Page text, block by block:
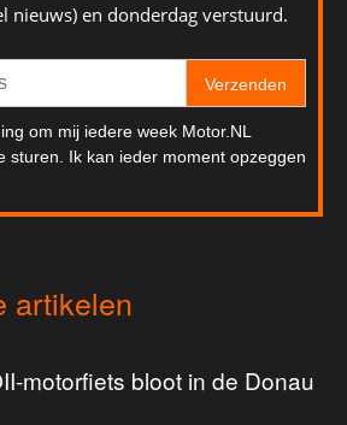
nieuws) en donderdag verstuurd.
Verzenden
om mij iedere week Motor.NL
sturen. Ik kan ieder moment opzeggen
artikelen
motorfiets bloot in de Donau